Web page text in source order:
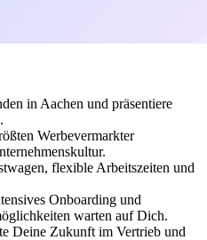
in Aachen und präsentiere
Werbevermarkter
flexible Arbeitszeiten und
Onboarding und
warten auf Dich.
Deine Zukunft im Vertrieb und